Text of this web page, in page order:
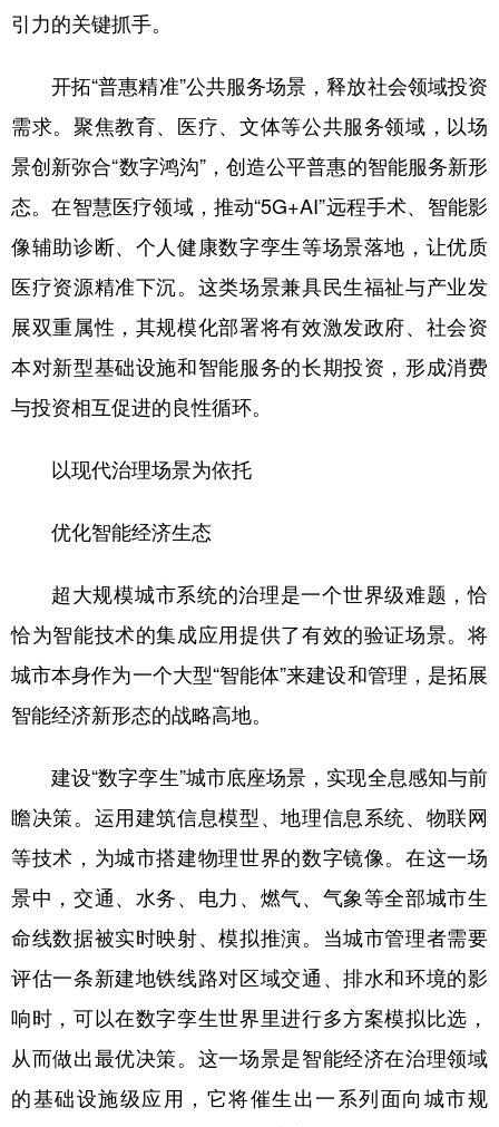
引力的关键抓手。
开拓“普惠精准”公共服务场景，释放社会领域投资
需求。聚焦教育、医疗、文体等公共服务领域，以场
景创新弥合“数字鸿沟”，创造公平普惠的智能服务新形
态。在智慧医疗领域，推动“5G+AI”远程手术、智能影
像辅助诊断、个人健康数字孪生等场景落地，让优质
医疗资源精准下沉。这类场景兼具民生福祉与产业发
展双重属性，其规模化部署将有效激发政府、社会资
本对新型基础设施和智能服务的长期投资，形成消费
与投资相互促进的良性循环。
以现代治理场景为依托
优化智能经济生态
超大规模城市系统的治理是一个世界级难题，恰
恰为智能技术的集成应用提供了有效的验证场景。将
城市本身作为一个大型“智能体”来建设和管理，是拓展
智能经济新形态的战略高地。
建设“数字孪生”城市底座场景，实现全息感知与前
瞻决策。运用建筑信息模型、地理信息系统、物联网
等技术，为城市搭建物理世界的数字镜像。在这一场
景中，交通、水务、电力、燃气、气象等全部城市生
命线数据被实时映射、模拟推演。当城市管理者需要
评估一条新建地铁线路对区域交通、排水和环境的影
响时，可以在数字孪生世界里进行多方案模拟比选，
从而做出最优决策。这一场景是智能经济在治理领域
的基础设施级应用，它将催生出一系列面向城市规